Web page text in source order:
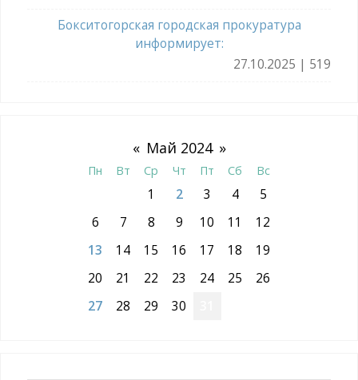
Бокситогорская городская прокуратура
информирует:
27.10.2025 | 519
« Май 2024 »
Пн Вт Ср Чт Пт Сб Вс
1 2 3 4
5
6
7 8 9 10 11
12
13
14 15 16 17 18
19
20
21 22 23 24 25
26
27
28 29 30